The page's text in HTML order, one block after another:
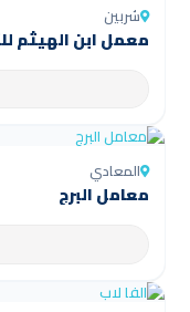
شربين
المعادي
معامل البرج